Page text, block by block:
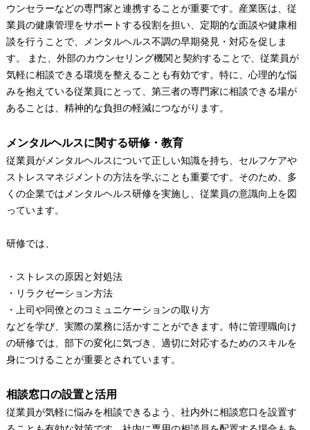
ウンセラーなどの専門家と連携することが重要です。産業医は、従
業員の健康管理をサポートする役割を担い、定期的な面談や健康相
談を行うことで、メンタルヘルス不調の早期発見・対応を促しま
す。 また、外部のカウンセリング機関と契約することで、従業員が
気軽に相談できる環境を整えることも有効です。特に、心理的な悩
みを抱えている従業員にとって、第三者の専門家に相談できる場が
あることは、精神的な負担の軽減につながります。
メンタルヘルスに関する研修・教育
従業員がメンタルヘルスについて正しい知識を持ち、セルフケアや
ストレスマネジメントの方法を学ぶことも重要です。そのため、多
くの企業ではメンタルヘルス研修を実施し、従業員の意識向上を図
っています。
研修では、
・ストレスの原因と対処法
・リラクゼーション方法
・上司や同僚とのコミュニケーションの取り方
などを学び、実際の業務に活かすことができます。特に管理職向け
の研修では、部下の変化に気づき、適切に対応するためのスキルを
身につけることが重要とされています。
相談窓口の設置と活用
従業員が気軽に悩みを相談できるよう、社内外に相談窓口を設置す